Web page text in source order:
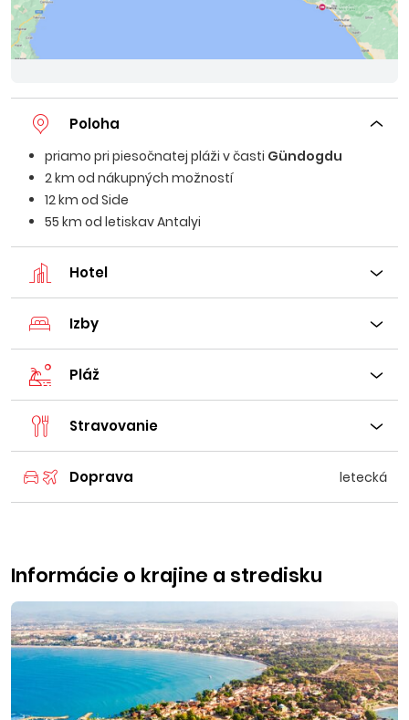
Poloha
priamo pri piesočnatej pláži v časti Gündogdu
2 km od nákupných možností
12 km od Side
55 km od letiskav Antalyi
Hotel
Izby
Pláž
Stravovanie
Doprava letecká
Informácie o krajine a stredisku